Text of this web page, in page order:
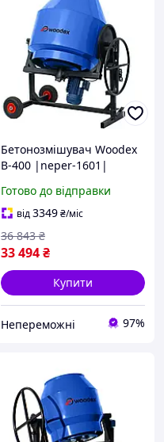
Бетонозмішувач Woodex
B-400 |neper-1601|
Готово до відправки
від3349₴/міс
33 494₴
36 843 ₴
Купити
Непереможні 97%